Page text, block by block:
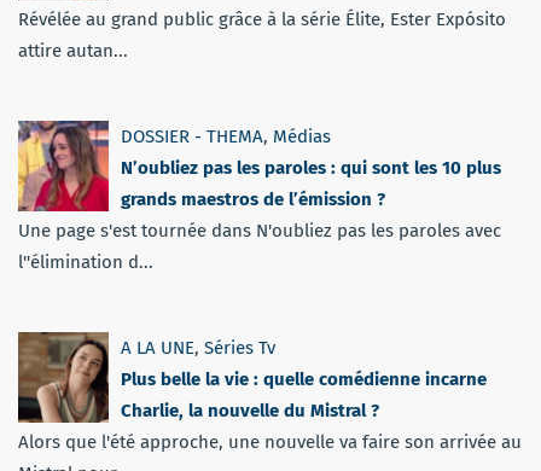
Révélée au grand public grâce à la série Élite, Ester Expósito
attire autan...
DOSSIER - THEMA, Médias
N’oubliez pas les paroles : qui sont les 10 plus
grands maestros de l’émission ?
Une page s'est tournée dans N'oubliez pas les paroles avec
l''élimination d...
A LA UNE, Séries Tv
Plus belle la vie : quelle comédienne incarne
Charlie, la nouvelle du Mistral ?
Alors que l'été approche, une nouvelle va faire son arrivée au